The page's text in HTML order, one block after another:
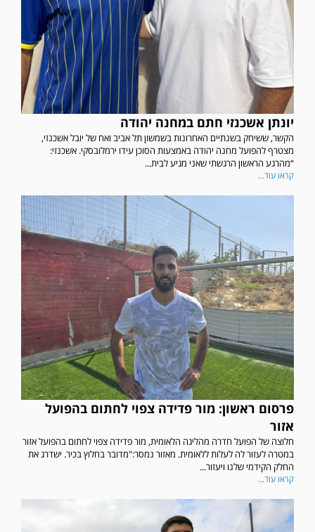
יונתן אשכנזי חתם במחנה יהודה
הקשר, ששיחק בשנתיים האחרונות בשמשון תל אביב ואח של יובל אשכנזי,
מצטרף להפועל מחנה יהודה באמצעות הסוכן עידו ירמלובסקי. אשכנזי:
“מהרגע הראשון הרגשתי שאני מגיע לבית...
קראו עוד...
פרסום ראשון: מור פדידה צפוי לחתום בהפועל
אזור
חלוצה של הפועל חדרה מהליגה הלאומית, מור פדידה צפוי לחתום בהפועל אזור
במטרה לעזור לה לעלות ללאומית. מאזור נמסר:"מדובר בחלוץ בכיר. ישדרג את
החלק הקידמי שלנו ויעזור...
קראו עוד...